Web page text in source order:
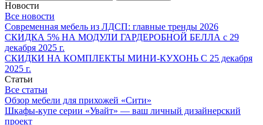
Новости
Все новости
Современная мебель из ЛДСП: главные тренды 2026
СКИДКА 5% НА МОДУЛИ ГАРДЕРОБНОЙ БЕЛЛА с 29
декабря 2025 г.
СКИДКИ НА КОМПЛЕКТЫ МИНИ-КУХОНЬ С 25 декабря
2025 г.
Статьи
Все статьи
Обзор мебели для прихожей «Сити»
Шкафы-купе серии «Увайт» — ваш личный дизайнерский
проект